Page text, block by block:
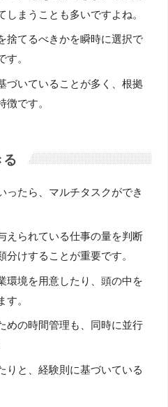
しまうことも多いですよね。
捨てるべきかを瞬時に選択で
す。
づいていることが多く、根拠
徴です。
ったら、マルチタスクができ
えられている仕事の量を判断
分けすることが重要です。
環境を用意したり、頭の中を
す。
めの時間管理も、同時に並行
りと、経験則に基づいている